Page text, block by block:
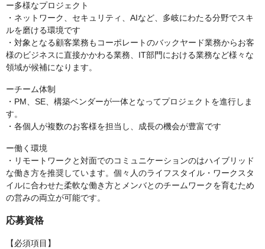
ー多様なプロジェクト
・ネットワーク、セキュリティ、AIなど、多岐にわたる分野でスキ
ルを磨ける環境です
・対象となる顧客業務もコーポレートのバックヤード業務からお客
様のビジネスに直接かかわる業務、IT部門における業務など様々な
領域が候補になります。
ーチーム体制
・PM、SE、構築ベンダーが一体となってプロジェクトを進行しま
す。
・各個人が複数のお客様を担当し、成長の機会が豊富です
ー働く環境
・リモートワークと対面でのコミュニケーションのはハイブリッド
な働き方を推奨しています。個々人のライフスタイル・ワークスタ
イルに合わせた柔軟な働き方とメンバとのチームワークを育むため
の営みの両立が可能です。
応募資格
【必須項目】